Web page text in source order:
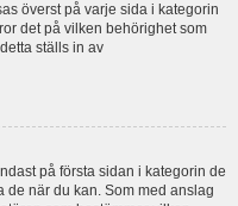
överst på varje sida i kategorin
det på vilken behörighet som
ställs in av
på första sidan i kategorin de
de när du kan. Som med anslag